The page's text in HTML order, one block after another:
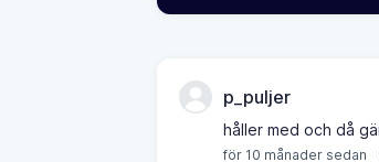
p_puljer
håller med och då
för 10 månader sedan